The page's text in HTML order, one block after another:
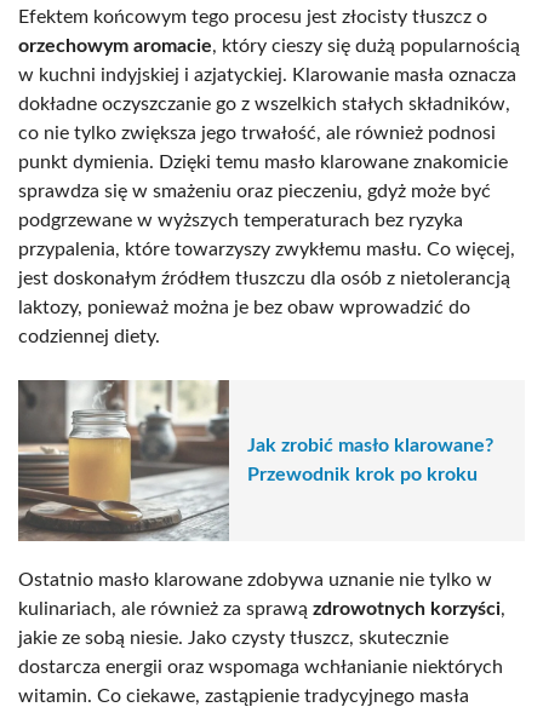
Efektem końcowym tego procesu jest złocisty tłuszcz o
orzechowym aromacie, który cieszy się dużą popularnością
w kuchni indyjskiej i azjatyckiej. Klarowanie masła oznacza
dokładne oczyszczanie go z wszelkich stałych składników,
co nie tylko zwiększa jego trwałość, ale również podnosi
punkt dymienia. Dzięki temu masło klarowane znakomicie
sprawdza się w smażeniu oraz pieczeniu, gdyż może być
podgrzewane w wyższych temperaturach bez ryzyka
przypalenia, które towarzyszy zwykłemu masłu. Co więcej,
jest doskonałym źródłem tłuszczu dla osób z nietolerancją
laktozy, ponieważ można je bez obaw wprowadzić do
codziennej diety.
Jak zrobić masło klarowane?
Przewodnik krok po kroku
Ostatnio masło klarowane zdobywa uznanie nie tylko w
kulinariach, ale również za sprawą zdrowotnych korzyści,
jakie ze sobą niesie. Jako czysty tłuszcz, skutecznie
dostarcza energii oraz wspomaga wchłanianie niektórych
witamin. Co ciekawe, zastąpienie tradycyjnego masła